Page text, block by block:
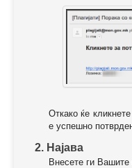
Откако ќе
е успешно
2. Најава
Внесете ги Вашите